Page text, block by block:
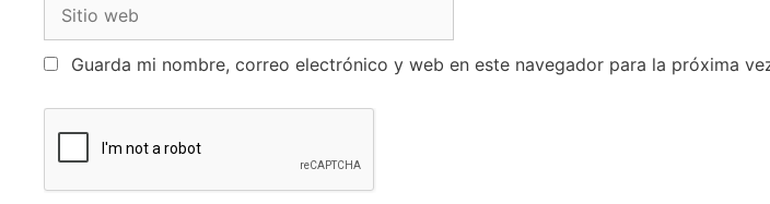
Guarda mi nombre, correo electrónico y web en este navegador para la próxima